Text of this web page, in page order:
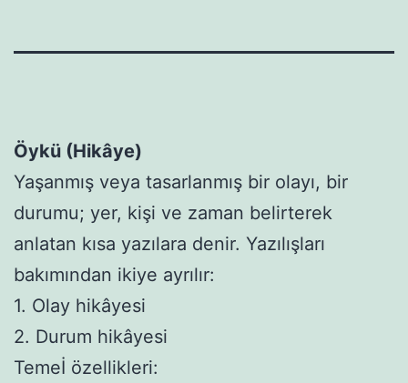
Öykü (Hikâye)
Yaşanmış veya tasarlanmış bir olayı, bir
durumu; yer, kişi ve zaman belirterek
anlatan kısa yazılara denir. Yazılışları
bakımından ikiye ayrılır:
1. Olay hikâyesi
2. Durum hikâyesi
Temeİ özellikleri: